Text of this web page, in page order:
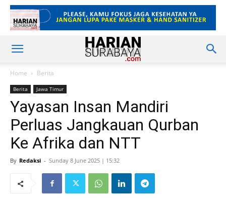
Home Berita
Berita Jawa Timur
Yayasan Insan Mandiri
Perluas Jangkauan Qurban
Ke Afrika dan NTT
By Redaksi - Sunday 8 June 2025 | 15:32